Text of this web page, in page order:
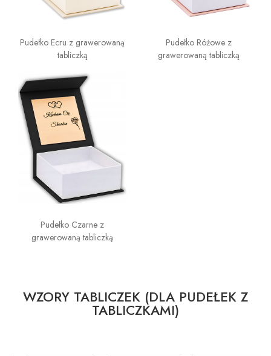
Pudełko Ecru z grawerowaną
tabliczką
Pudełko Różowe z
grawerowaną tabliczką
Pudełko Czarne z
grawerowaną tabliczką
WZORY TABLICZEK (DLA PUDEŁEK Z
TABLICZKAMI)